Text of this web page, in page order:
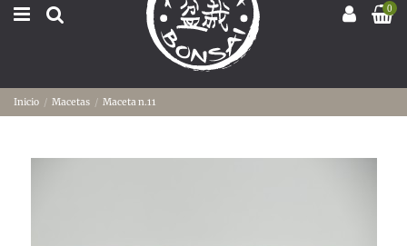
0
Inicio Macetas Maceta n.11